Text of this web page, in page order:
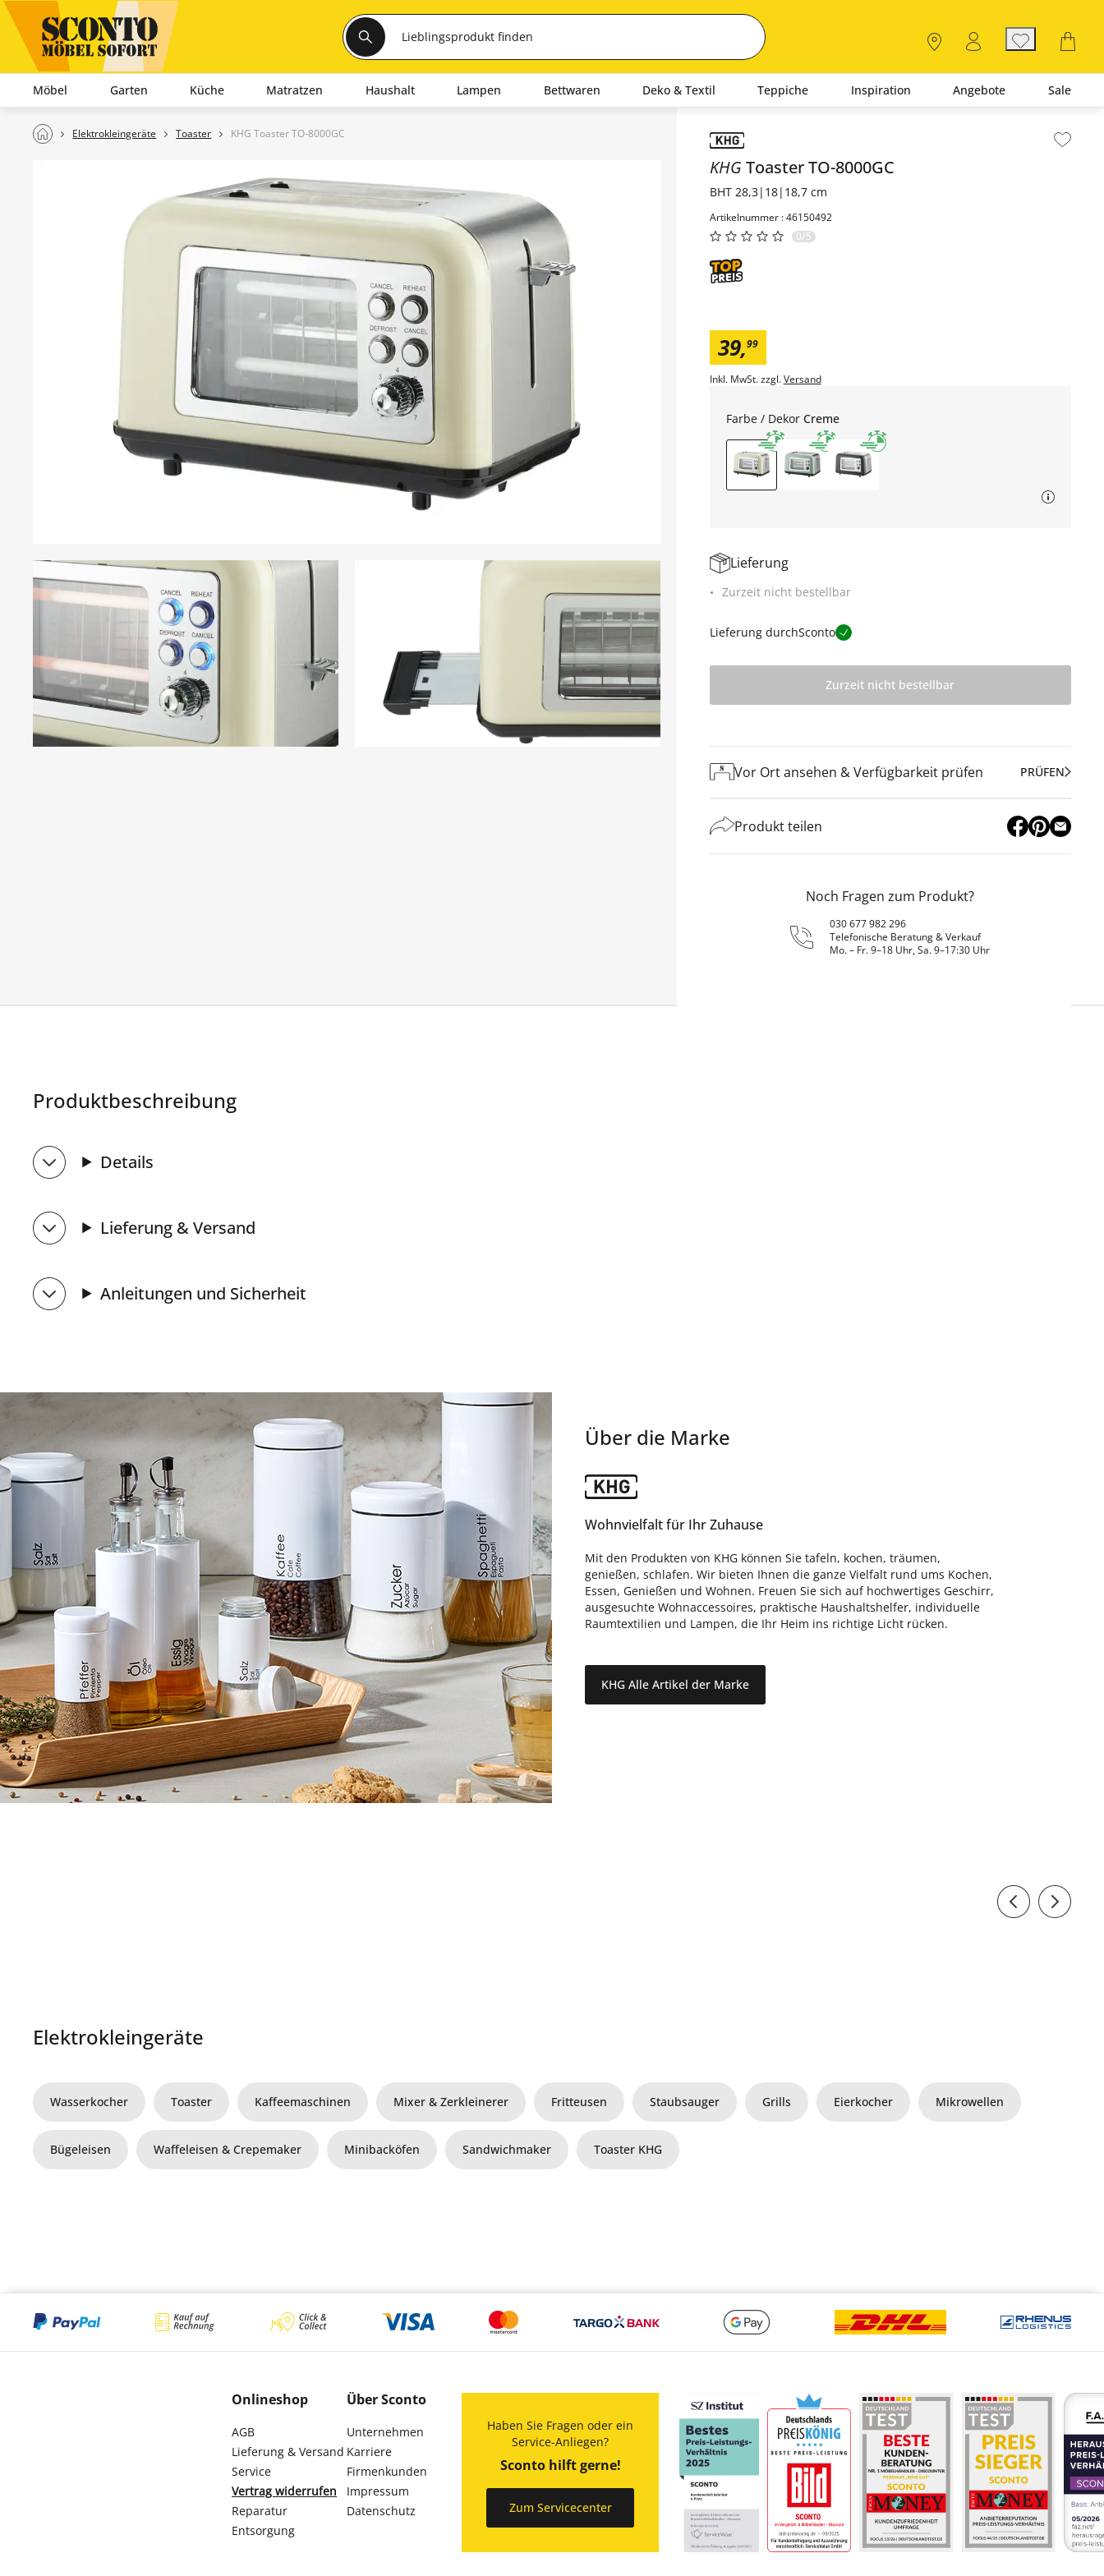
Möbel Garten Küche Matratzen Haushalt Lampen Bettwaren Deko & Textil Teppiche Inspiration Angebote Sale
Elektrokleingeräte Toaster KHG Toaster TO-8000GC Inhalt der Seitenleiste überspringen - Zum Seitenende
KHG ToasterTO-8000GC
BHT 28,3|18|18,7 cm
Artikelnummer : 46150492
0/5
39,99
Inkl. MwSt. zzgl.Versand
Farbe / Dekor Creme
Lieferung
Zurzeit nicht bestellbar
Lieferung durchSconto
Zurzeit nicht bestellbar
Vor Ort ansehen & Verfügbarkeit prüfen PRÜFEN
Produkt teilen
Noch Fragen zum Produkt?
030 677 982 296
Telefonische Beratung & Verkauf
Mo. – Fr. 9–18 Uhr, Sa. 9–17:30 Uhr
Produktbeschreibung
Details
Lieferung & Versand
Anleitungen und Sicherheit
Über die Marke
Wohnvielfalt für Ihr Zuhause
Mit den Produkten von KHG können Sie tafeln, kochen, träumen,
genießen, schlafen. Wir bieten Ihnen die ganze Vielfalt rund ums Kochen,
Essen, Genießen und Wohnen. Freuen Sie sich auf hochwertiges Geschirr,
ausgesuchte Wohnaccessoires, praktische Haushaltshelfer, individuelle
Raumtextilien und Lampen, die Ihr Heim ins richtige Licht rücken.
KHG Alle Artikel der Marke
Elektrokleingeräte
Wasserkocher Toaster Kaffeemaschinen Mixer & Zerkleinerer Fritteusen Staubsauger Grills Eierkocher Mikrowellen
Bügeleisen Waffeleisen & Crepemaker Minibacköfen Sandwichmaker Toaster KHG
Onlineshop
AGB
Lieferung & Versand
Service
Vertrag widerrufen
Reparatur
Entsorgung
Über Sconto
Unternehmen
Karriere
Firmenkunden
Impressum
Datenschutz
Haben Sie Fragen oder ein
Service-Anliegen?
Sconto hilft gerne!
Zum Servicecenter